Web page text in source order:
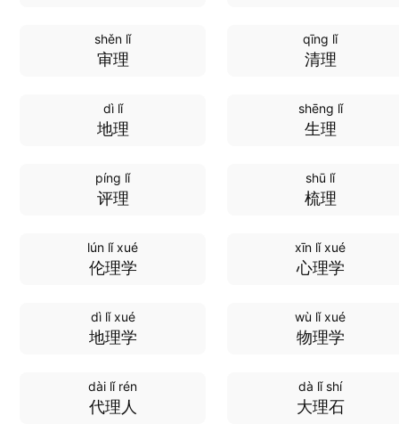
shěn lǐ
审理
qīng lǐ
清理
dì lǐ
地理
shēng lǐ
生理
píng lǐ
评理
shū lǐ
梳理
lún lǐ xué
伦理学
xīn lǐ xué
心理学
dì lǐ xué
地理学
wù lǐ xué
物理学
dài lǐ rén
代理人
dà lǐ shí
大理石